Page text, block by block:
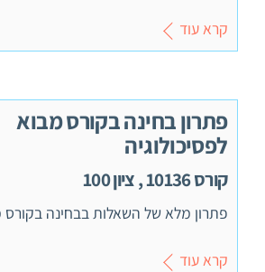
קרא עוד
פתרון בחינה בקורס מבוא
לפסיכולוגיה
קורס 10136 , ציון 100
פתרון מלא של השאלות בבחינה בקורס
קרא עוד